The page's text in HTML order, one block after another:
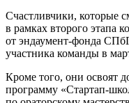
Счастливчики, которые
в рамках второго этапа
от эндаумент-фонда
участника команды в
Кроме того, они освоят
программу «Стартап-